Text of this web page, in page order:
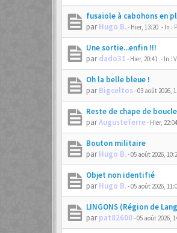
fusaïole à cabohons en
parHugo B. - Hier, 13:20 - In :
Une sortie...enfin !!!
pardado31 - Hier, 20:41 - In :
Oh la belle bleue !
parBigceltos-03 août 2026,
Reste de chape de
parAugusteferre- Hier, 22:04
Bouton militaire
parHugo B. -05 août 2026,
Objet non identifié
parHugo B.-05 août 2026,
LINGONS (Région de
parpat82600-05 août 2026,